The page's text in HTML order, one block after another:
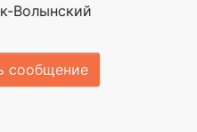
Волынский
сообщение